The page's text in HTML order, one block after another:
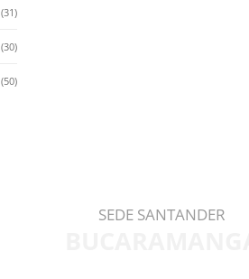
(31)
(30)
(50)
SEDE SANTANDER